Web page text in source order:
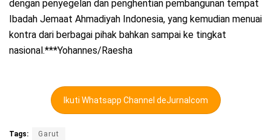
dengan penyegelan dan penghentian pembangunan tempat
Ibadah Jemaat Ahmadiyah Indonesia, yang kemudian menuai
kontra dari berbagai pihak bahkan sampai ke tingkat
nasional.***Yohannes/Raesha
Ikuti Whatsapp Channel deJurnalcom
Tags: Garut